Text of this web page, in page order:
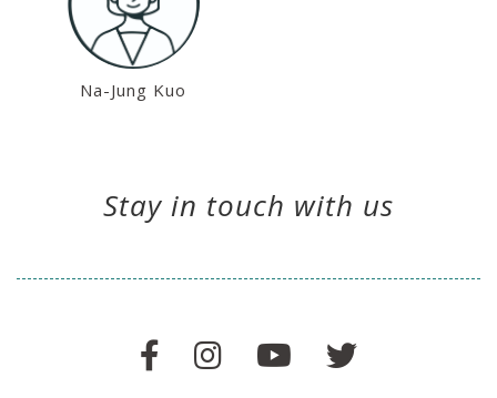
Na-Jung Kuo
Stay in touch with us